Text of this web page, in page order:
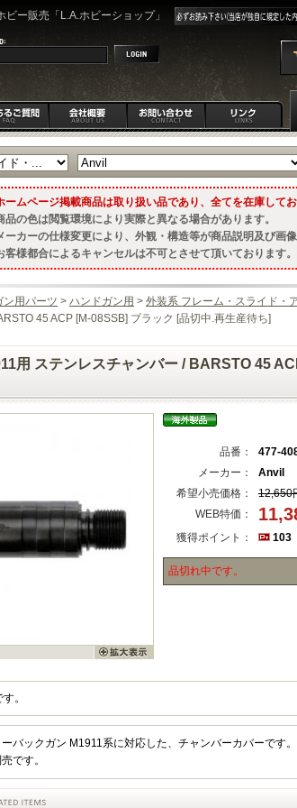
ー販売「L.A.ホビーショップ」
ームページ掲載商品は取り扱い品であり、全てを在庫してお
品の色は閲覧環境により実際と異なる場合があります。
ーカーの仕様変更により、外観・構造等が商品説明及び画
客様都合によるキャンセルは不可とさせて頂いております。
ン用パーツ > ハンドガン用 > 外装系 フレーム・スライド・
45 ACP [M-08SSB] ブラック [品切中.再生産待ち]
用 ステンレスチャンバー / BARSTO 45
品番：
477-
メーカー：
Anvil
希望小売価格：
12,650
WEB特価：
獲得ポイント：
103
品切れ中です。
。
バックガン M1911系に対応した、チャンバーカバーです。
です。